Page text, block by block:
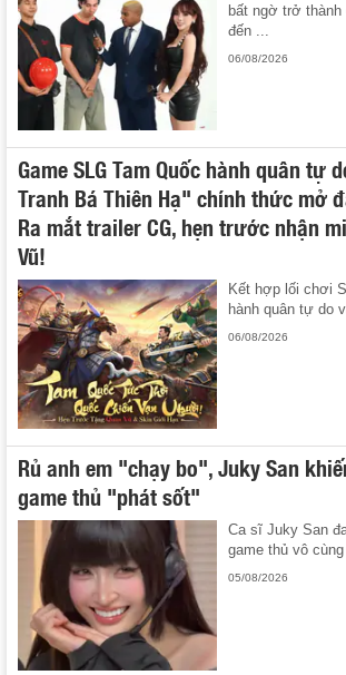
bất ngờ trở
đến ...
06/08/2026
Game SLG Tam Quốc hành quân tự
Tranh Bá Thiên Hạ" chính thức mở
Ra mắt trailer CG, hẹn trước nhận
Vũ!
Kết hợp lối chơi
hành quân tự do
06/08/2026
Rủ anh em "chạy bo", Juky San
game thủ "phát sốt"
Ca sĩ Juky San
game thủ vô
05/08/2026